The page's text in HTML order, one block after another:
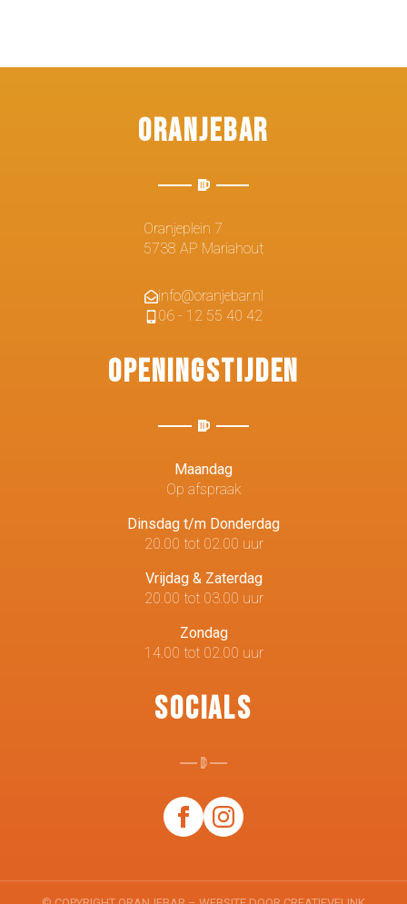
Oranjebar
Oranjeplein 7
5738 AP Mariahout
info@oranjebar.nl
06 - 12 55 40 42
Openingstijden
Maandag
Op afspraak
Dinsdag t/m Donderdag
20.00 tot 02.00 uur
Vrijdag & Zaterdag
20.00 tot 03.00 uur
Zondag
14.00 tot 02.00 uur
Socials